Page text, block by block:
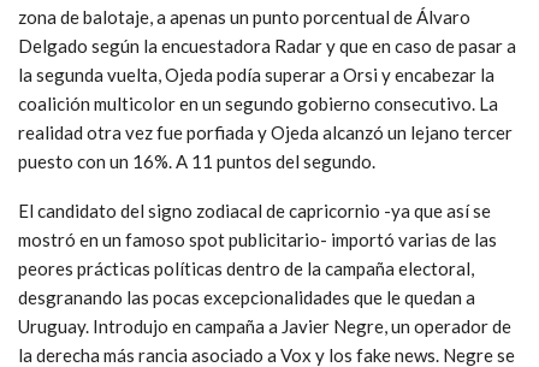
zona de balotaje, a apenas un punto porcentual de Álvaro
Delgado según la encuestadora Radar y que en caso de pasar a
la segunda vuelta, Ojeda podía superar a Orsi y encabezar la
coalición multicolor en un segundo gobierno consecutivo. La
realidad otra vez fue porfiada y Ojeda alcanzó un lejano tercer
puesto con un 16%. A 11 puntos del segundo.
El candidato del signo zodiacal de capricornio -ya que así se
mostró en un famoso spot publicitario- importó varias de las
peores prácticas políticas dentro de la campaña electoral,
desgranando las pocas excepcionalidades que le quedan a
Uruguay. Introdujo en campaña a Javier Negre, un operador de
la derecha más rancia asociado a Vox y los fake news. Negre se